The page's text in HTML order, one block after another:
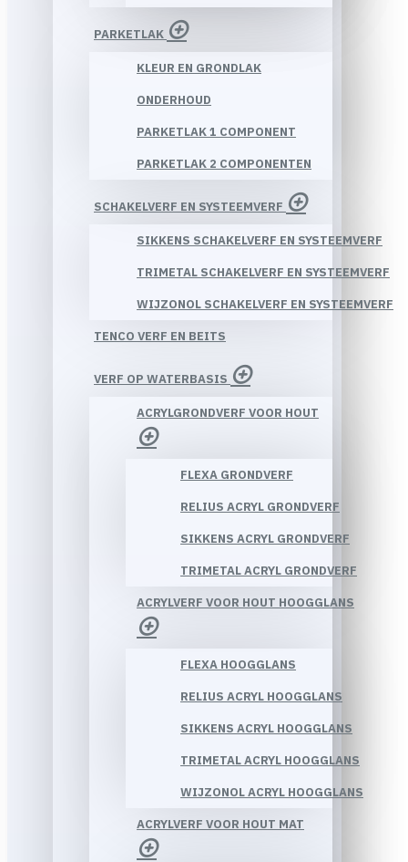
PARKETLAK
KLEUR EN GRONDLAK
ONDERHOUD
PARKETLAK 1 COMPONENT
PARKETLAK 2 COMPONENTEN
SCHAKELVERF EN SYSTEEMVERF
SIKKENS SCHAKELVERF EN SYSTEEMVERF
TRIMETAL SCHAKELVERF EN SYSTEEMVERF
WIJZONOL SCHAKELVERF EN SYSTEEMVERF
TENCO VERF EN BEITS
VERF OP WATERBASIS
ACRYLGRONDVERF VOOR HOUT
FLEXA GRONDVERF
RELIUS ACRYL GRONDVERF
SIKKENS ACRYL GRONDVERF
TRIMETAL ACRYL GRONDVERF
ACRYLVERF VOOR HOUT HOOGGLANS
FLEXA HOOGGLANS
RELIUS ACRYL HOOGGLANS
SIKKENS ACRYL HOOGGLANS
TRIMETAL ACRYL HOOGGLANS
WIJZONOL ACRYL HOOGGLANS
ACRYLVERF VOOR HOUT MAT